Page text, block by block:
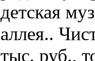
детская
аллея..
тыс. руб.,